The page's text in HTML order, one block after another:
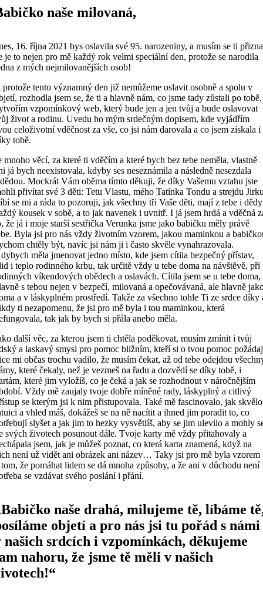
Přeskočit
na
naše milovaná,
16. října 2021 bys oslavila své 95. narozeniny, a musím se ti
je to nejen pro mě každý rok velmi speciální den, protože se narodila
z mých nejmilovanějších osob!
protože tento významný den již nemůžeme oslavit osobně a spolu v
rozhodla jsem se, že ti a hlavně nám, co jsme tady zůstali po tobě,
vzpomínkový web, který bude jen a jen tvůj a bude oslavovat
život a rodinu. Uvedu ho mým srdečným dopisem, kde vyjádřím
celoživotní vděčnost za vše, co jsi nám darovala a co jsem získala i
tobě.
mnoho věcí, za které ti vděčím a které bych bez tebe neměla, vlastně
já bych neexistovala, kdyby ses neseznámila a následně nesezdala
Mockrát Vám oběma tímto děkuji, že díky Vašemu vztahu jste
přivítat své 3 děti: Tetu Vlastu, mého Tatínka Tondu a strejdu
se mi a ráda to pozoruji, jak všechny tři Vaše děti, mají z tebe i dědy
kousek v sobě, a to jak navenek i uvnitř. I já jsem hrdá a vděčná
že já i moje starší sestřička Verunka jsme jako babičku měly právě
Byla jsi pro nás vždy životním vzorem, jakou maminkou a
chtěly být, navíc jsi nám ji i často skvěle vynahrazovala.
měla jmenovat jedno místo, kde jsem cítila bezpečný přístav,
i teplo rodinného krbu, tak určitě vždy u tebe doma na návštěvě, při
víkendových obědech a oslavách. Cítila jsem se u tebe doma,
s tebou nejen v bezpečí, milovaná a opečovávaná, ale hlavně
a v láskyplném prostředí. Takže za všechno tohle Ti ze srdce díky
ti nezapomenu, že jsi pro mě byla i tou maminkou, která
tak jak by bych si přála anebo měla.
další věc, za kterou jsem ti chtěla poděkovat, musím zmínit i tvůj
a laskavý smysl pro pomoc bližním, kteří si o tvou pomoc
mi občas trochu vadilo, že musím čekat, až od tebe odejdou
které čekaly, než je vezmeš na řadu a dozvědí se díky tobě, i
které jim vyložíš, co je čeká a jak se rozhodnout v náročnějším
Vždy mě zaujaly tvoje dobře míněné rady, láskyplný a citlivý
se kterým jsi k nim přistupovala. Také mě fascinovalo, jak
a vhled máš, dokážeš se na ně nacítit a ihned jim poradit to, co
slyšet a jak jim to hezky vysvětlíš, aby se jim ulevilo a mohly
svých životech posunout dále. Tvoje karty mě vždy přitahovaly a
jsem, jak je můžeš poznat, co která karta znamená, když na
není už vidět ani obrázek ani název… Taky jsi pro mě byla vzorem
že pomáhat lidem se dá mnoha způsoby, a že ani v důchodu není
se vzdávat svého poslání i přání.
naše drahá, milujeme tě, líbáme
objetí a pro nás jsi tu pořád s námi
našich srdcích i vzpomínkách, děkujeme
nahoru, že jsme tě měli v našich